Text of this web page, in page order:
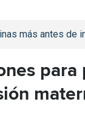
page
más antes de
para